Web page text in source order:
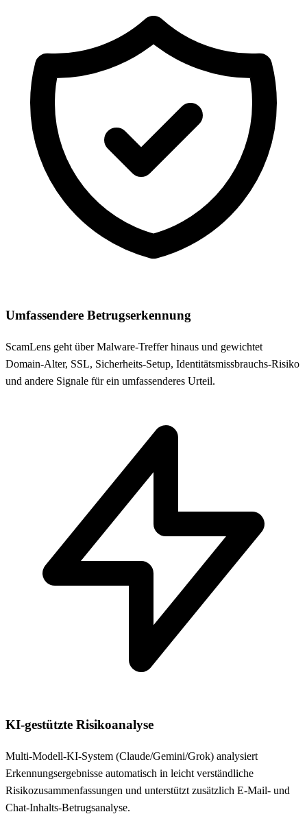
Umfassendere Betrugserkennung
ScamLens geht über Malware-Treffer hinaus und gewichtet
Domain-Alter, SSL, Sicherheits-Setup, Identitätsmissbrauchs-Risiko
und andere Signale für ein umfassenderes Urteil.
KI-gestützte Risikoanalyse
Multi-Modell-KI-System (Claude/Gemini/Grok) analysiert
Erkennungsergebnisse automatisch in leicht verständliche
Risikozusammenfassungen und unterstützt zusätzlich E-Mail- und
Chat-Inhalts-Betrugsanalyse.